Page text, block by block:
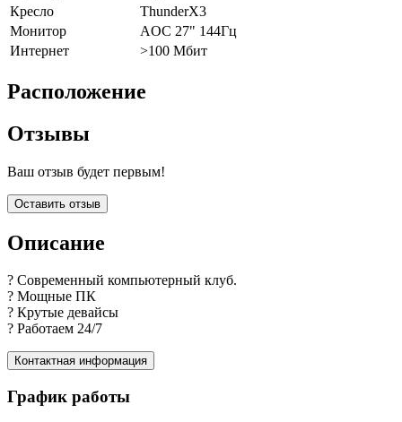
Кресло
ThunderX3
Монитор
AOC 27" 144Гц
Интернет
>100 Мбит
Расположение
Отзывы
Ваш отзыв будет первым!
Оставить отзыв
Описание
? Современный компьютерный клуб.
? Мощные ПК
? Крутые девайсы
? Работаем 24/7
Контактная информация
График работы